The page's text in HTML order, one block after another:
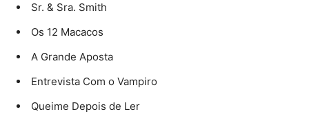
Sr. & Sra. Smith
Os 12 Macacos
A Grande Aposta
Entrevista Com o Vampiro
Queime Depois de Ler